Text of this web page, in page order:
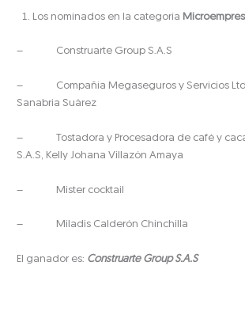
Los nominados en la categoría
– Construarte Group S.A.S
– Compañía Megaseguros y Servicios
Sanabria Suárez
– Tostadora y Procesadora de café y
S.A.S, Kelly Johana Villazón Amaya
– Mister cocktail
– Miladis Calderón Chinchilla
El ganador es: Construarte Group S.A.S